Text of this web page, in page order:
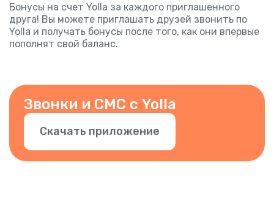
Бонусы на счет Yolla за каждого приглашенного
друга! Вы можете приглашать друзей звонить по
Yolla и получать бонусы после того, как они впервые
пополнят свой баланс.
Звонки и СМС с Yolla
Скачать приложение